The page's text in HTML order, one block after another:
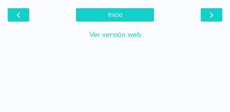
‹ ›
Inicio
Ver versión web